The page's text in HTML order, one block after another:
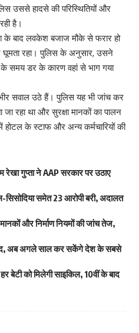
उससे हादसे की परिस्थितियों और
है।
के बाद लवकेश बजाज मौके से फरार हो
रहा। पुलिस के अनुसार, उसने
के समय डर के कारण वहां से भाग गया
सवाल उठे हैं। पुलिस यह भी जांच कर
रहा था और सुरक्षा मानकों का पालन
के स्टाफ और अन्य कर्मचारियों की
रेखा गुप्ता ने AAP सरकार पर उठाए
सिसोदिया समेत 23 आरोपी बरी, अदालत
और निर्माण नियमों की जांच तेज,
बंद, अब अगले साल कर सकेंगे देश के सबसे
बेटी को मिलेगी साइकिल, 10वीं के बाद